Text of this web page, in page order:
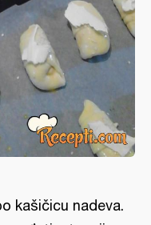
kašičicu nadeva.